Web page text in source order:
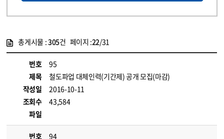
총게시물 :305건 페이지 :22/31
번호
95
제목
철도파업 대체인력(기간제) 공개 모집(마감)
작성일
2016-10-11
조회수
43,584
파일
번호
94